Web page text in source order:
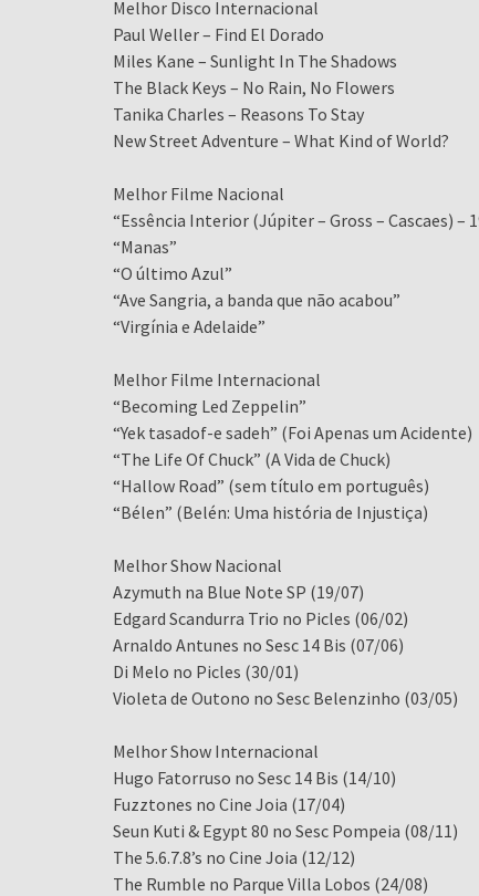
Melhor Disco Internacional
Paul Weller – Find El Dorado
Miles Kane – Sunlight In The Shadows
The Black Keys – No Rain, No Flowers
Tanika Charles – Reasons To Stay
New Street Adventure – What Kind of World?
Melhor Filme Nacional
“Essência Interior (Júpiter – Gross – Cascaes) –
“Manas”
“O último Azul”
“Ave Sangria, a banda que não acabou”
“Virgínia e Adelaide”
Melhor Filme Internacional
“Becoming Led Zeppelin”
“Yek tasadof-e sadeh” (Foi Apenas um Acidente)
“The Life Of Chuck” (A Vida de Chuck)
“Hallow Road” (sem título em português)
“Bélen” (Belén: Uma história de Injustiça)
Melhor Show Nacional
Azymuth na Blue Note SP (19/07)
Edgard Scandurra Trio no Picles (06/02)
Arnaldo Antunes no Sesc 14 Bis (07/06)
Di Melo no Picles (30/01)
Violeta de Outono no Sesc Belenzinho (03/05)
Melhor Show Internacional
Hugo Fatorruso no Sesc 14 Bis (14/10)
Fuzztones no Cine Joia (17/04)
Seun Kuti & Egypt 80 no Sesc Pompeia (08/11)
The 5.6.7.8’s no Cine Joia (12/12)
The Rumble no Parque Villa Lobos (24/08)